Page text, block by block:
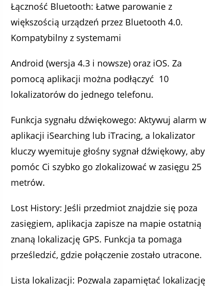
Łączność Bluetooth: Łatwe parowanie z
większością urządzeń przez Bluetooth 4.0.
Kompatybilny z systemami
Android (wersja 4.3 i nowsze) oraz iOS. Za
pomocą aplikacji można podłączyć 10
lokalizatorów do jednego telefonu.
Funkcja sygnału dźwiękowego: Aktywuj alarm w
aplikacji iSearching lub iTracing, a lokalizator
kluczy wyemituje głośny sygnał dźwiękowy, aby
pomóc Ci szybko go zlokalizować w zasięgu 25
metrów.
Lost History: Jeśli przedmiot znajdzie się poza
zasięgiem, aplikacja zapisze na mapie ostatnią
znaną lokalizację GPS. Funkcja ta pomaga
prześledzić, gdzie połączenie zostało utracone.
Lista lokalizacji: Pozwala zapamiętać lokalizację